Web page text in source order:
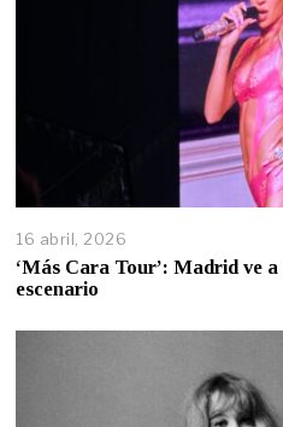
16 abril, 2026
‘Más Cara Tour’: Madrid ve
escenario